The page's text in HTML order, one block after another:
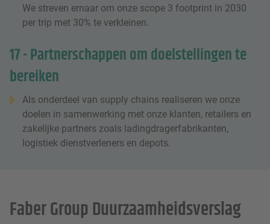
We streven ernaar om onze scope 3 footprint in 2030
per trip met 30% te verkleinen.
17 - Partnerschappen om doelstellingen te
bereiken
Als onderdeel van supply chains realiseren we onze
doelen in samenwerking met onze klanten, retailers en
zakelijke partners zoals ladingdragerfabrikanten,
logistiek dienstverleners en depots.
Faber Group Duurzaamheidsverslag